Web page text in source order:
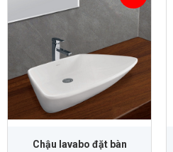
Chậu lavabo đặt bàn